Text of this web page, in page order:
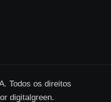
Todos os direitos
digitalgreen.